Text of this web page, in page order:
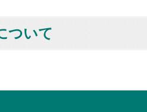
ついて